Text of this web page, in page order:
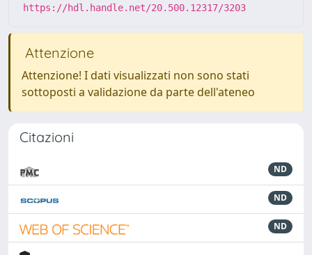
https://hdl.handle.net/20.500.12317/3203
Attenzione
Attenzione! I dati visualizzati non sono stati
sottoposti a validazione da parte dell'ateneo
Citazioni
ND
ND
ND